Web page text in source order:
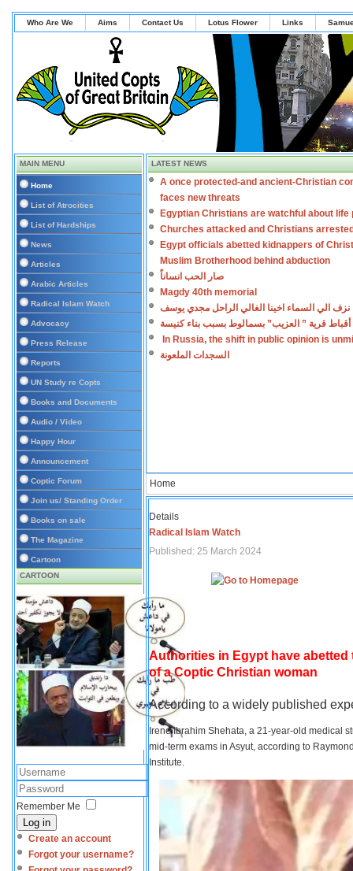
Who Are We Aims Contact Us Lotus Flower Links
MAIN MENU
Home
List of Atrocities
List of Hardships
News
Articles
Arabic Articles
Radical Islam Watch
Advocacy
Press Release
Reports
UN Study re Copts
Books and Documents
Audio / Video
Happy Hour
Announcement
Coptic Forum
Join us/ Standing Order
Books on sale
The Magazine
Cartoon
CARTOON
Remember Me
Log in
Create an account
Forgot your username?
LATEST NEWS
A once protected-and ancient-Christian
faces new threats
Egyptian Christians are watchful about life
Churches attacked and Christians
Egypt officials abetted kidnappers of
Muslim Brotherhood behind abduction
صار الحب انساناً
Magdy 40th memorial
نزف الي السماء اخينا الغالي الراحل مجدي يوسف
أقباط قرية ” العزيب” بسمالوط بسبب بناء كنيسة
In Russia, the shift in public opinion is
السجدات الملعونة
Home
Details
Radical Islam Watch
Published: 25 March 2024
Authorities in Egypt have
of a Coptic Christian woman
According to a widely published
Irene Ibrahim Shehata, a 21-year-old medical
mid-term exams in Asyut, according to
Institute.